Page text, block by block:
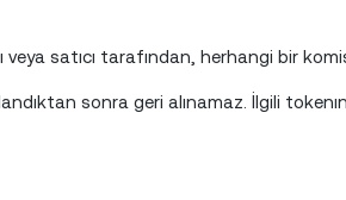
veya satıcı tarafından, herhangi bir
sonra geri alınamaz. İlgili